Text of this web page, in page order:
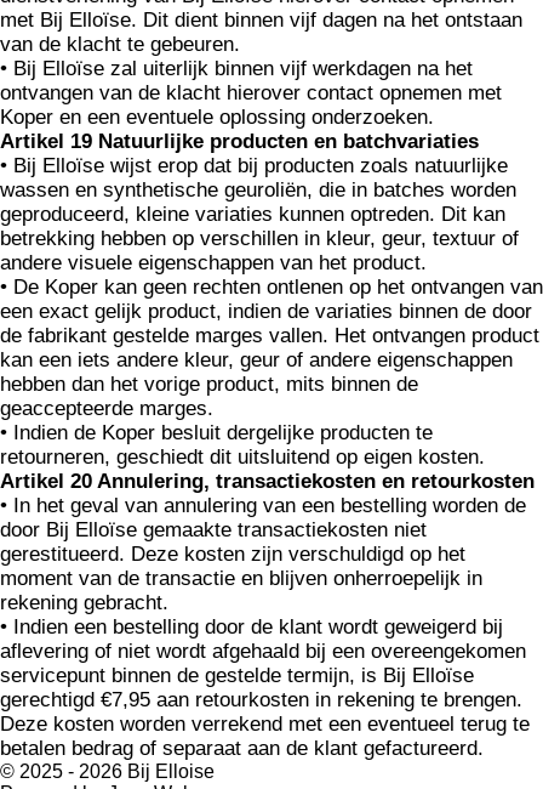
met Bij Elloïse. Dit dient binnen vijf dagen na het ontstaan
van de klacht te gebeuren.
• Bij Elloïse zal uiterlijk binnen vijf werkdagen na het
ontvangen van de klacht hierover contact opnemen met
Koper en een eventuele oplossing onderzoeken.
Artikel 19 Natuurlijke producten en batchvariaties
• Bij Elloïse wijst erop dat bij producten zoals natuurlijke
wassen en synthetische geuroliën, die in batches worden
geproduceerd, kleine variaties kunnen optreden. Dit kan
betrekking hebben op verschillen in kleur, geur, textuur of
andere visuele eigenschappen van het product.
• De Koper kan geen rechten ontlenen op het ontvangen van
een exact gelijk product, indien de variaties binnen de door
de fabrikant gestelde marges vallen. Het ontvangen product
kan een iets andere kleur, geur of andere eigenschappen
hebben dan het vorige product, mits binnen de
geaccepteerde marges.
• Indien de Koper besluit dergelijke producten te
retourneren, geschiedt dit uitsluitend op eigen kosten.
Artikel 20 Annulering, transactiekosten en retourkosten
• In het geval van annulering van een bestelling worden de
door Bij Elloïse gemaakte transactiekosten niet
gerestitueerd. Deze kosten zijn verschuldigd op het
moment van de transactie en blijven onherroepelijk in
rekening gebracht.
• Indien een bestelling door de klant wordt geweigerd bij
aflevering of niet wordt afgehaald bij een overeengekomen
servicepunt binnen de gestelde termijn, is Bij Elloïse
gerechtigd €7,95 aan retourkosten in rekening te brengen.
Deze kosten worden verrekend met een eventueel terug te
betalen bedrag of separaat aan de klant gefactureerd.
© 2025 - 2026 Bij Elloise